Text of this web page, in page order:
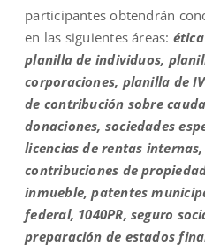
participantes obtendrán
en las siguientes áreas:
planilla de individuos,
corporaciones, planilla de
de contribución sobre
donaciones, sociedades
licencias de rentas internas,
contribuciones de
inmueble, patentes
federal, 1040PR, seguro
preparación de estados